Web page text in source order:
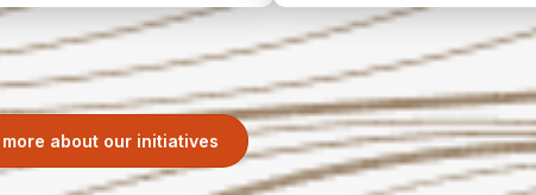
more about our initiatives